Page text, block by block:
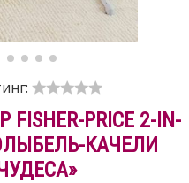
PRICE 2-IN-
КАЧЕЛИ